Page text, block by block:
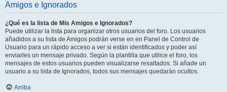
Amigos e Ignorados
¿Qué es la lista de Mis Amigos e Ignorados?
Puede utilizar la lista para organizar otros usuarios del foro. Los usuarios
añadidos a su lista de Amigos podrán verse en en Panel de Control de
Usuario para un rápido acceso a ver si están identificados y poder así
enviarles un mensaje privado. Según la plantilla que utilice el foro, los
mensajes de estos usuarios pueden visualizarse resaltados. Si añade un
usuario a su lista de Ignorados, todos sus mensajes quedarán ocultos.
Arriba